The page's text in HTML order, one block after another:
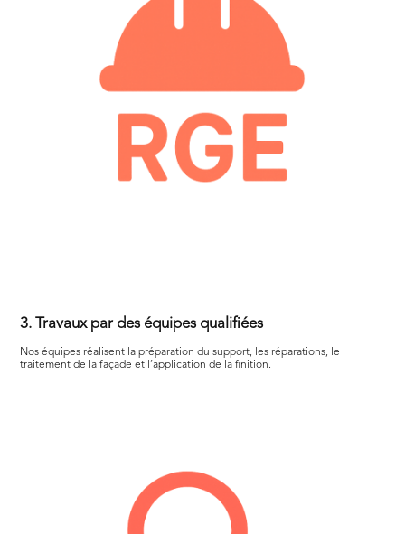
3. Travaux par des équipes qualifiées
Nos équipes réalisent la préparation du support, les réparations, le
traitement de la façade et l’application de la finition.